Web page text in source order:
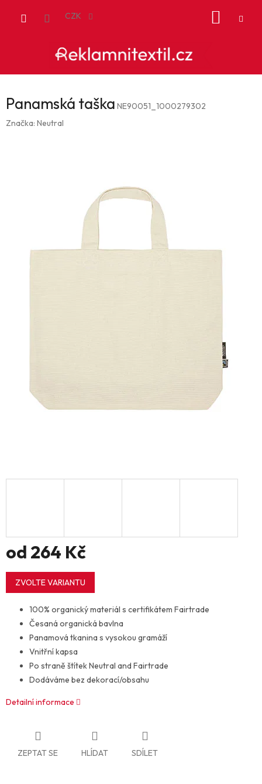
CZK
Panamská taška NE90051_1000279302
Značka: Neutral
od 264 Kč
Měrná
cena:
ZVOLTE VARIANTU
100% organický materiál s certifikátem Fairtrade
Česaná organická bavlna
Panamová tkanina s vysokou gramáží
Vnitřní kapsa
Po straně štítek Neutral and Fairtrade
Dodáváme bez dekorací/obsahu
Detailní informace
ZEPTAT SE HLÍDAT SDÍLET